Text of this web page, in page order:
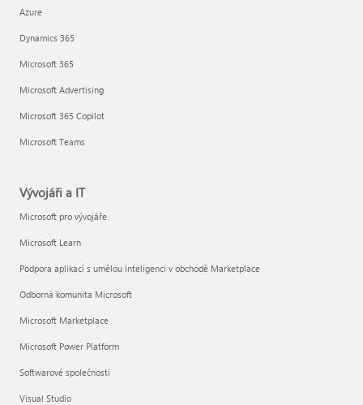
Azure
Dynamics 365
Microsoft 365
Microsoft Advertising
Microsoft 365 Copilot
Microsoft Teams
Vývojáři a IT
Microsoft pro vývojáře
Microsoft Learn
Podpora aplikací s umělou inteligenci v obchodě Marketplace
Odborná komunita Microsoft
Microsoft Marketplace
Microsoft Power Platform
Softwarové společnosti
Visual Studio